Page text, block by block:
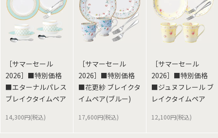
［サマーセール
2026］■特別価格
■エターナルパレス
ブレイクタイムペア
14,300円(税込)
［サマーセール
2026］■特別価格
■花更紗 ブレイクタ
イムペア(ブルー)
17,600円(税込)
［サマーセール
2026］■特別価格
■ジュヌフレール ブ
レイクタイムペア
12,100円(税込)